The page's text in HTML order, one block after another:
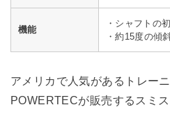
機能
・シャフトの
・約15度の傾
アメリカで人気があるトレー
POWERTECが販売するスミス